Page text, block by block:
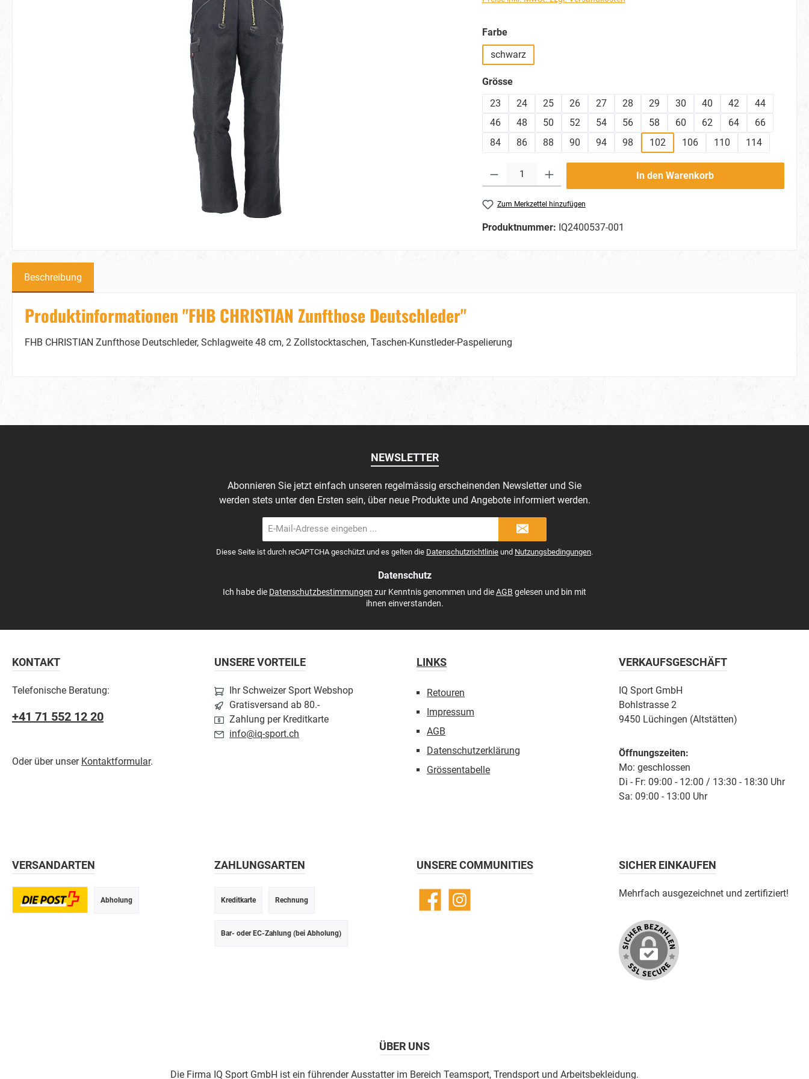
Farbeauswählen
schwarz
Grösseauswählen
23
24 25 26 27 28 29 30 40 42
44
46
48 50 52 54 56 58 60 62 64
66
84
86 88 90 94 98 102 106 110 114
In den Warenkorb
Zum Merkzettel hinzufügen
Produktnummer: IQ2400537-001
Beschreibung
Produktinformationen "FHB CHRISTIAN Zunfthose Deutschleder"
FHB CHRISTIAN Zunfthose Deutschleder, Schlagweite 48 cm, 2 Zollstocktaschen, Taschen-Kunstleder-Paspelierung
NEWSLETTER
Abonnieren Sie jetzt einfach unseren regelmässig erscheinenden Newsletter und Sie
werden stets unter den Ersten sein, über neue Produkte und Angebote informiert werden.
Mail-
*
Diese Seite ist durch reCAPTCHA geschützt und es gelten die Datenschutzrichtlinie und Nutzungsbedingungen.
Datenschutz
Ich habe die Datenschutzbestimmungen zur Kenntnis genommen und dieAGB gelesen und bin mit
ihnen einverstanden.
KONTAKT
Telefonische Beratung:
+41 71 552 12 20
Oder über unser Kontaktformular.
UNSERE VORTEILE
Ihr Schweizer Sport Webshop
Gratisversand ab 80.-
Zahlung per Kreditkarte
info@iq-sport.ch
LINKS
Retouren
Impressum
AGB
Datenschutzerklärung
Grössentabelle
VERKAUFSGESCHÄFT
IQ Sport GmbH
Bohlstrasse 2
9450 Lüchingen (Altstätten)
Öffnungszeiten:
Mo: geschlossen
Di - Fr: 09:00 - 12:00 / 13:30 - 18:30 Uhr
Sa: 09:00 - 13:00 Uhr
VERSANDARTEN
Abholung
ZAHLUNGSARTEN
Kreditkarte Rechnung
Bar- oder EC-Zahlung (bei Abholung)
UNSERE COMMUNITIES
FacebookInstagram
SICHER EINKAUFEN
Mehrfach ausgezeichnet und zertifiziert!
ÜBER UNS
Die Firma IQ Sport GmbH ist ein führender Ausstatter im Bereich Teamsport, Trendsport und Arbeitsbekleidung.